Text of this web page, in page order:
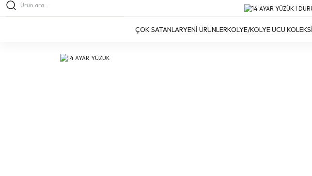
Türkiye’nin
Türkiye’nin Her
Türkiye’nin Her
ÇOK SATANLARYENİ ÜRÜNLERKOLYE/KOLYE UCU